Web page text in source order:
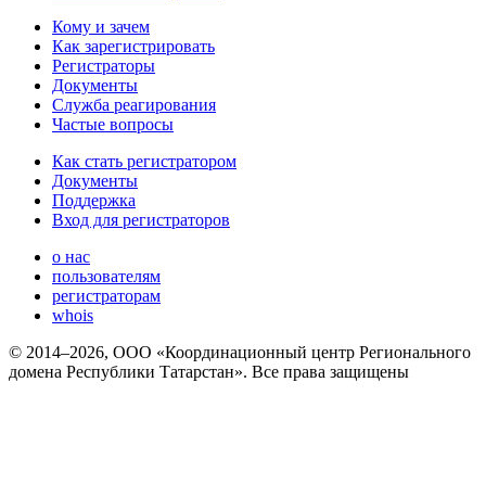
Кому и зачем
Как зарегистрировать
Регистраторы
Документы
Служба реагирования
Частые вопросы
Как стать регистратором
Документы
Поддержка
Вход для регистраторов
о нас
пользователям
регистраторам
whois
© 2014–2026, ООО «Координационный центр Регионального
домена Республики Татарстан». Все права защищены